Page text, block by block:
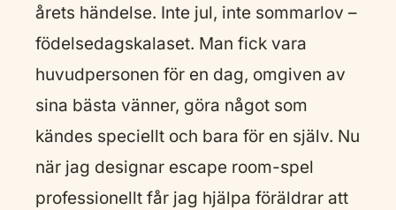
årets händelse. Inte jul, inte sommarlov –
födelsedagskalaset. Man fick vara
huvudpersonen för en dag, omgiven av
sina bästa vänner, göra något som
kändes speciellt och bara för en själv. Nu
när jag designar escape room-spel
professionellt får jag hjälpa föräldrar att